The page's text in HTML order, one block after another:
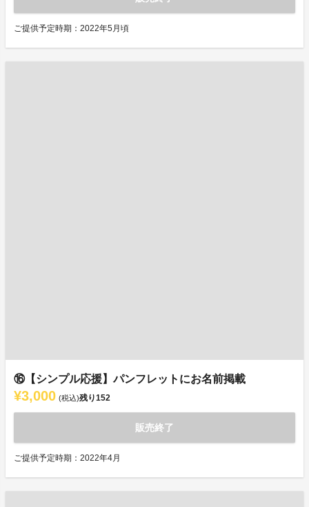
ご提供予定時期：2022年5月頃
⑯【シンプル応援】パンフレットにお名前掲載
¥3,000 (税込)残り152
販売終了
ご提供予定時期：2022年4月